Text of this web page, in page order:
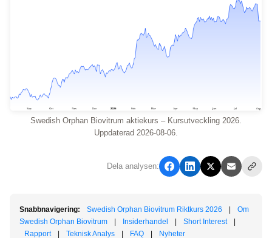
Swedish Orphan Biovitrum aktiekurs – Kursutveckling 2026.
Uppdaterad 2026-08-06.
Dela analysen:
Snabbnavigering: Swedish Orphan Biovitrum Riktkurs 2026
Om
Swedish Orphan Biovitrum
Insiderhandel Short Interest
Rapport
Teknisk Analys FAQ Nyheter